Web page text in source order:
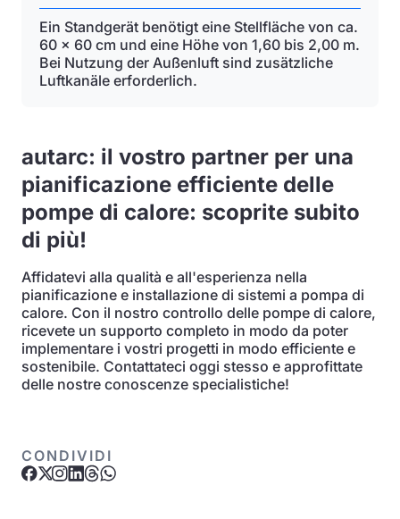
Ein Standgerät benötigt eine Stellfläche von ca.
60 x 60 cm und eine Höhe von 1,60 bis 2,00 m.
Bei Nutzung der Außenluft sind zusätzliche
Luftkanäle erforderlich.
autarc: il vostro partner per una
pianificazione efficiente delle
pompe di calore: scoprite subito
di più!
Affidatevi alla qualità e all'esperienza nella
pianificazione e installazione di sistemi a pompa di
calore. Con il nostro controllo delle pompe di calore,
ricevete un supporto completo in modo da poter
implementare i vostri progetti in modo efficiente e
sostenibile. Contattateci oggi stesso e approfittate
delle nostre conoscenze specialistiche!
CONDIVIDI